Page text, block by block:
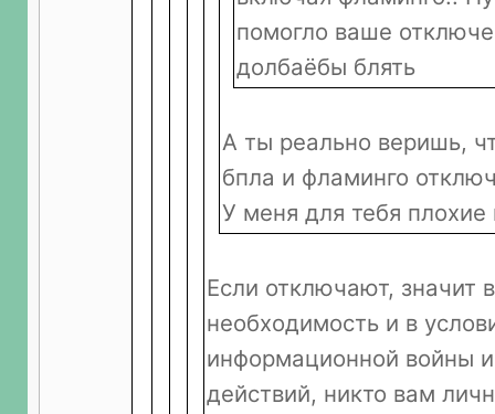
помогло ваше
долбаёбы блять
А ты реально веришь,
бпла и фламинго
У меня для тебя
Если отключают, значит
необходимость и в
информационной войны
действий, никто вам